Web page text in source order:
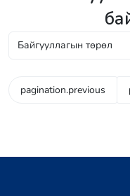
pagination.previous